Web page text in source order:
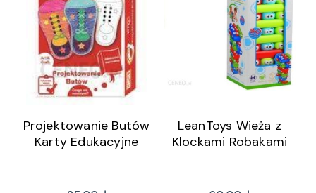
Projektowanie Butów
Karty Edukacyjne
LeanToys Wieża z
Klockami Robakami